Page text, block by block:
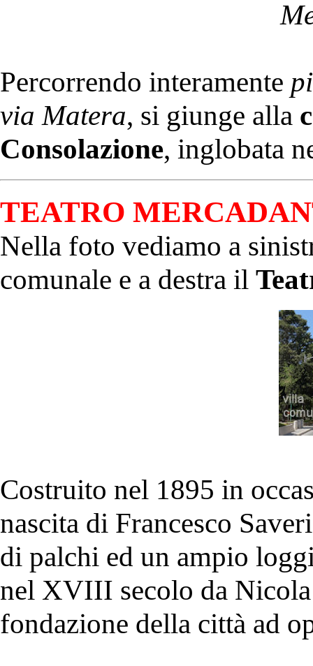
Percorrendo interamente
via Matera, si giunge alla
Consolazione, inglobata
TEATRO
Nella foto vediamo a
comunale e a destra il
Costruito nel 1895 in
nascita di Francesco
di palchi ed un ampio
nel XVIII secolo da
fondazione della città ad